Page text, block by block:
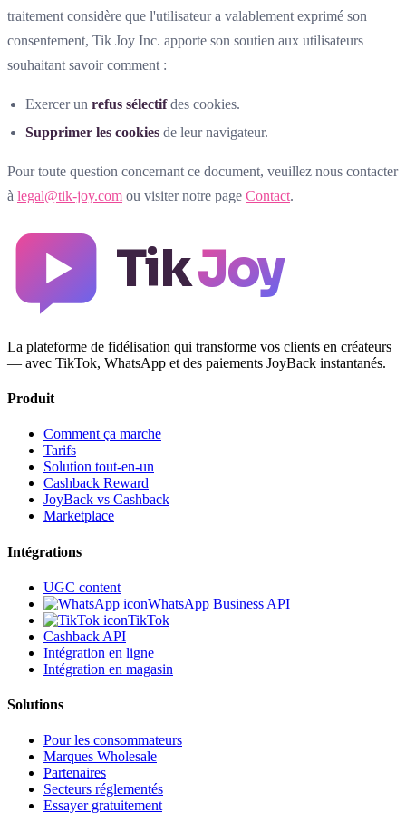
traitement considère que l'utilisateur a valablement exprimé son
consentement, Tik Joy Inc. apporte son soutien aux utilisateurs
souhaitant savoir comment :
Exercer un refus sélectifdes cookies.
Supprimer les cookies de leur navigateur.
Pour toute question concernant ce document, veuillez nous contacter
à legal@tik-joy.com ou visiter notre page Contact.
TikJoy
La plateforme de fidélisation qui transforme vos clients en créateurs
— avec TikTok, WhatsApp et des paiements JoyBack instantanés.
Produit
Comment ça marche
Tarifs
Solution tout-en-un
Cashback Reward
JoyBack vs Cashback
Marketplace
Intégrations
UGC content
WhatsApp Business API
TikTok
Cashback API
Intégration en ligne
Intégration en magasin
Solutions
Pour les consommateurs
Marques Wholesale
Partenaires
Secteurs réglementés
Essayer gratuitement